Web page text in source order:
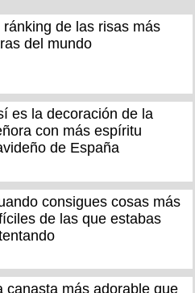
ránking de las risas más
del mundo
es la decoración de la
con más espíritu
de España
consigues cosas más
de las que estabas
canasta más adorable que